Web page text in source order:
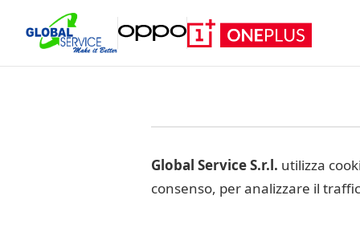
Global Service S.r.l. utilizza
consenso, per analizzare il